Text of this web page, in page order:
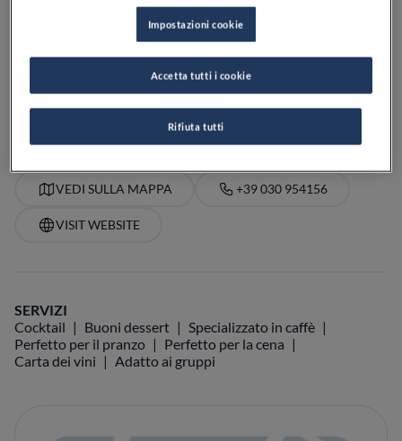
Via Veronica Gambara, 625020PralboinoBSItalia
CHIUSO ApreSabato,12:00-14:00, 19:30-22:30
VEDI ORARI
VEDI SULLA MAPPA +39 030 954156
VISIT WEBSITE
SERVIZI
Cocktail
Buoni dessert
Specializzato in caffè
Perfetto per il pranzo
Perfetto per la cena
Carta dei vini
Adatto ai gruppi
Impostazioni cookie
Rifiuta tutti
Accetta tutti i cookie